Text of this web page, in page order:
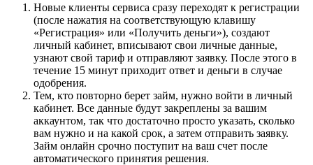
Новые клиенты сервиса сразу переходят к регистрации
(после нажатия на соответствующую клавишу
«Регистрация» или «Получить деньги»), создают
личный кабинет, вписывают свои личные данные,
узнают свой тариф и отправляют заявку. После этого в
течение 15 минут приходит ответ и деньги в случае
одобрения.
Тем, кто повторно берет займ, нужно войти в личный
кабинет. Все данные будут закреплены за вашим
аккаунтом, так что достаточно просто указать, сколько
вам нужно и на какой срок, а затем отправить заявку.
Займ онлайн срочно поступит на ваш счет после
автоматического принятия решения.